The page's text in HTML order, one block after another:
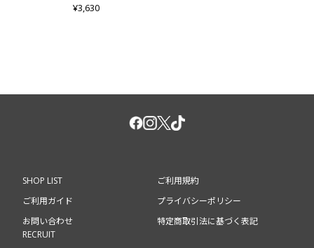
¥3,630
SHOP LIST
ご利用ガイド
お問い合わせ
ご利用規約
プライバシーポリシー
特定商取引法に基づく表記
RECRUIT